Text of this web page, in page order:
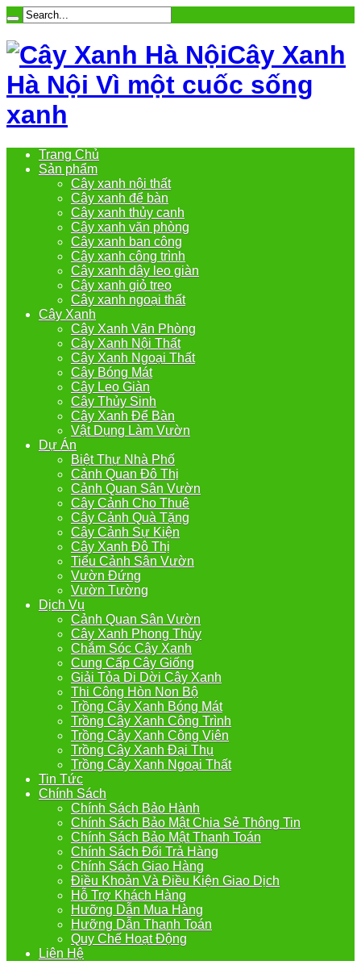
Cây Xanh
Hà Nội Vì một cuốc sống
xanh
Trang Chủ
Sản phẩm
Cây xanh nội thất
Cây xanh để bàn
Cây xanh thủy canh
Cây xanh văn phòng
Cây xanh ban công
Cây xanh công trình
Cây xanh dây leo giàn
Cây xanh giỏ treo
Cây xanh ngoại thất
Cây Xanh
Cây Xanh Văn Phòng
Cây Xanh Nội Thất
Cây Xanh Ngoại Thất
Cây Bóng Mát
Cây Leo Giàn
Cây Thủy Sinh
Cây Xanh Để Bàn
Vật Dụng Làm Vườn
Dự Án
Biệt Thự Nhà Phố
Cảnh Quan Đô Thị
Cảnh Quan Sân Vườn
Cây Cảnh Cho Thuê
Cây Cảnh Quà Tặng
Cây Cảnh Sự Kiện
Cây Xanh Đô Thị
Tiểu Cảnh Sân Vườn
Vườn Đứng
Vườn Tường
Dịch Vụ
Cảnh Quan Sân Vườn
Cây Xanh Phong Thủy
Chắm Sóc Cây Xanh
Cung Cấp Cây Giống
Giải Tỏa Di Dời Cây Xanh
Thi Công Hòn Non Bộ
Trồng Cây Xanh Bóng Mát
Trồng Cây Xanh Công Trình
Trồng Cây Xanh Công Viên
Trồng Cây Xanh Đại Thụ
Trồng Cây Xanh Ngoại Thất
Tin Tức
Chính Sách
Chính Sách Bảo Hành
Chính Sách Bảo Mật Chia Sẻ Thông Tin
Chính Sách Bảo Mật Thanh Toán
Chính Sách Đổi Trả Hàng
Chính Sách Giao Hàng
Điều Khoản Và Điều Kiện Giao Dịch
Hỗ Trợ Khách Hàng
Hưỡng Dẫn Mua Hàng
Hưỡng Dẫn Thanh Toán
Quy Chế Hoạt Động
Liên Hệ